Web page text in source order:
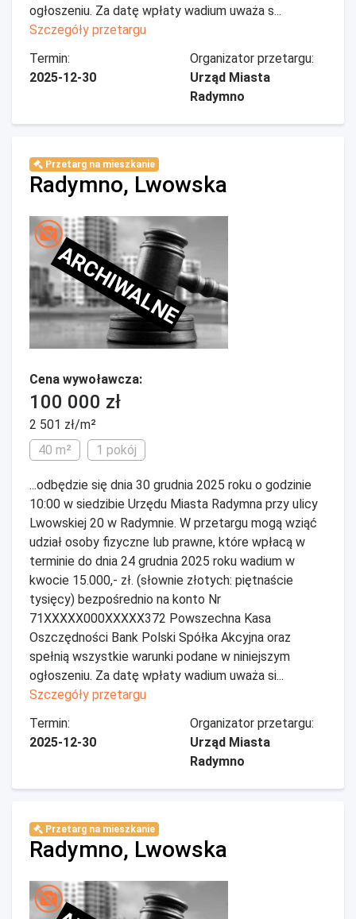
ogłoszeniu. Za datę wpłaty wadium uważa s...
Szczegóły przetargu
Termin:
2025-12-30
Organizator przetargu:
Urząd Miasta
Radymno
Przetarg na mieszkanie
Radymno, Lwowska
ARCHIWALNE
Cena wywoławcza:
100 000 zł
2 501 zł/m²
40 m²
1 pokój
...odbędzie się dnia 30 grudnia 2025 roku o godzinie
10:00 w siedzibie Urzędu Miasta Radymna przy ulicy
Lwowskiej 20 w Radymnie. W przetargu mogą wziąć
udział osoby fizyczne lub prawne, które wpłacą w
terminie do dnia 24 grudnia 2025 roku wadium w
kwocie 15.000,- zł. (słownie złotych: piętnaście
tysięcy) bezpośrednio na konto Nr
71XXXXX000XXXXX372 Powszechna Kasa
Oszczędności Bank Polski Spółka Akcyjna oraz
spełnią wszystkie warunki podane w niniejszym
ogłoszeniu. Za datę wpłaty wadium uważa si...
Szczegóły przetargu
Termin:
2025-12-30
Organizator przetargu:
Urząd Miasta
Radymno
Przetarg na mieszkanie
Radymno, Lwowska